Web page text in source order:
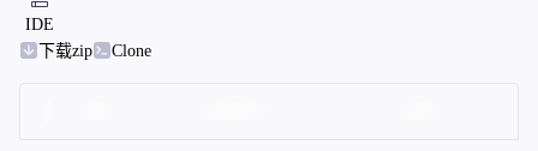
IDE
下载zip
Clone